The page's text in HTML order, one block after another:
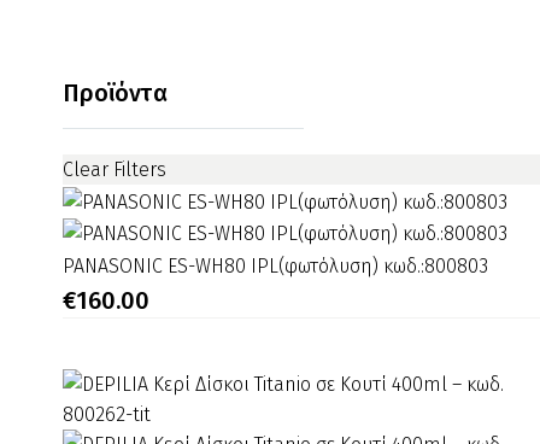
ml
Προϊόντα
Clear Filters
PANASONIC
ES-
κωδ.:800803
PANASONIC ES-WH80 IPL(φωτόλυση) κωδ.:800803
€160.00